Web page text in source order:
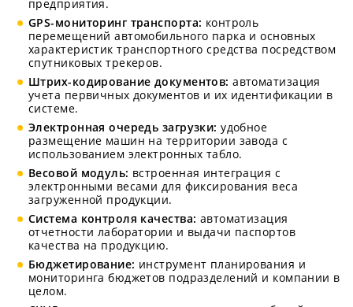
предприятия.
GPS-мониторинг транспорта: контроль
перемещений автомобильного парка и основных
характеристик транспортного средства посредством
спутниковых трекеров.
Штрих-кодирование документов: автоматизация
учета первичных документов и их идентификации в
системе.
Электронная очередь загрузки: удобное
размещение машин на территории завода с
использованием электронных табло.
Весовой модуль: встроенная интеграция с
электронными весами для фиксирования веса
загруженной продукции.
Система контроля качества: автоматизация
отчетности лаборатории и выдачи паспортов
качества на продукцию.
Бюджетирование: инструмент планирования и
мониторинга бюджетов подразделений и компании в
целом.